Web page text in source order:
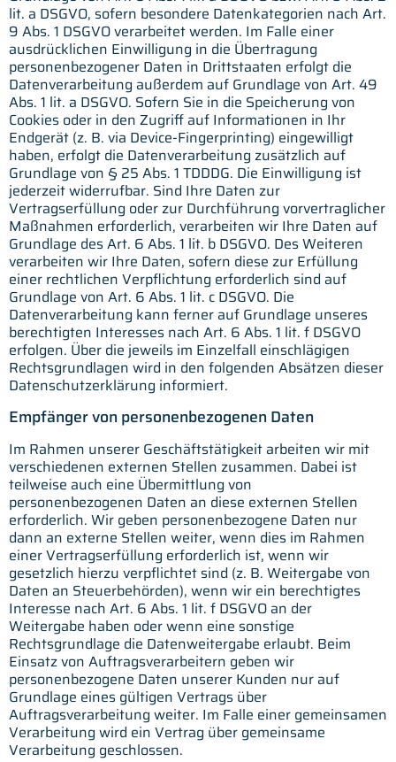
lit. a DSGVO, sofern besondere Datenkategorien nach Art.
9 Abs. 1 DSGVO verarbeitet werden. Im Falle einer
ausdrücklichen Einwilligung in die Übertragung
personenbezogener Daten in Drittstaaten erfolgt die
Datenverarbeitung außerdem auf Grundlage von Art. 49
Abs. 1 lit. a DSGVO. Sofern Sie in die Speicherung von
Cookies oder in den Zugriff auf Informationen in Ihr
Endgerät (z. B. via Device-Fingerprinting) eingewilligt
haben, erfolgt die Datenverarbeitung zusätzlich auf
Grundlage von § 25 Abs. 1 TDDDG. Die Einwilligung ist
jederzeit widerrufbar. Sind Ihre Daten zur
Vertragserfüllung oder zur Durchführung vorvertraglicher
Maßnahmen erforderlich, verarbeiten wir Ihre Daten auf
Grundlage des Art. 6 Abs. 1 lit. b DSGVO. Des Weiteren
verarbeiten wir Ihre Daten, sofern diese zur Erfüllung
einer rechtlichen Verpflichtung erforderlich sind auf
Grundlage von Art. 6 Abs. 1 lit. c DSGVO. Die
Datenverarbeitung kann ferner auf Grundlage unseres
berechtigten Interesses nach Art. 6 Abs. 1 lit. f DSGVO
erfolgen. Über die jeweils im Einzelfall einschlägigen
Rechtsgrundlagen wird in den folgenden Absätzen dieser
Datenschutzerklärung informiert.
Empfänger von personenbezogenen Daten
Im Rahmen unserer Geschäftstätigkeit arbeiten wir mit
verschiedenen externen Stellen zusammen. Dabei ist
teilweise auch eine Übermittlung von
personenbezogenen Daten an diese externen Stellen
erforderlich. Wir geben personenbezogene Daten nur
dann an externe Stellen weiter, wenn dies im Rahmen
einer Vertragserfüllung erforderlich ist, wenn wir
gesetzlich hierzu verpflichtet sind (z. B. Weitergabe von
Daten an Steuerbehörden), wenn wir ein berechtigtes
Interesse nach Art. 6 Abs. 1 lit. f DSGVO an der
Weitergabe haben oder wenn eine sonstige
Rechtsgrundlage die Datenweitergabe erlaubt. Beim
Einsatz von Auftragsverarbeitern geben wir
personenbezogene Daten unserer Kunden nur auf
Grundlage eines gültigen Vertrags über
Auftragsverarbeitung weiter. Im Falle einer gemeinsamen
Verarbeitung wird ein Vertrag über gemeinsame
Verarbeitung geschlossen.